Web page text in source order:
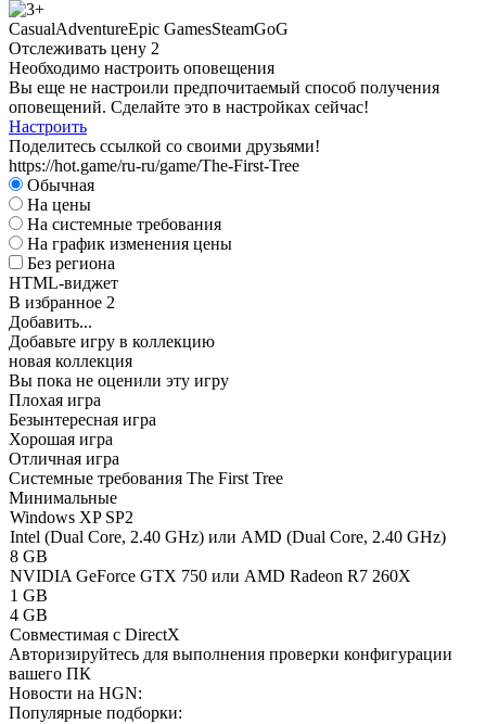
CasualAdventureEpic GamesSteamGoG
Отслеживать цену 2
Необходимо настроить оповещения
Вы еще не настроили предпочитаемый способ получения
оповещений. Сделайте это в настройках сейчас!
Настроить
Поделитесь ссылкой со своими друзьями!
https://hot.game/ru-ru/game/The-First-Tree
Обычная
На цены
На системные требования
На график изменения цены
Без региона
HTML-виджет
В избранное 2
Добавить...
Добавьте игру в коллекцию
новая коллекция
Вы пока не оценили эту игру
Плохая игра
Безынтересная игра
Хорошая игра
Отличная игра
Системные требования The First Tree
Минимальные
Windows XP SP2
Intel (Dual Core, 2.40 GHz) или AMD (Dual Core, 2.40 GHz)
8 GB
NVIDIA GeForce GTX 750 или AMD Radeon R7 260X
1 GB
4 GB
Совместимая с DirectX
Авторизируйтесь для выполнения проверки конфигурации
вашего ПК
Новости на HGN:
Популярные подборки: